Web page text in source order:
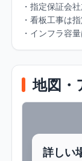
・指定保証会
・看板工事は
・インフラ容
地図・
詳しい